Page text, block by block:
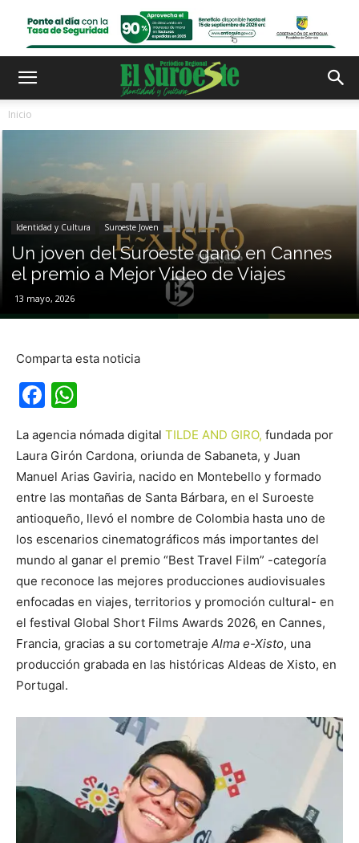
Inicio
Identidad y Cultura Suroeste Joven
Un joven del Suroeste ganó en Cannes
el premio a Mejor Video de Viajes
13 mayo, 2026
Comparta esta noticia
Facebook
La agencia nómada digital TILDE AND GIRO, fundada por
Laura Girón Cardona, oriunda de Sabaneta, y Juan
Manuel Arias Gaviria, nacido en Montebello y formado
entre las montañas de Santa Bárbara, en el Suroeste
antioqueño, llevó el nombre de Colombia hasta uno de
los escenarios cinematográficos más importantes del
mundo al ganar el premio “Best Travel Film” -categoría
que reconoce las mejores producciones audiovisuales
enfocadas en viajes, territorios y promoción cultural- en
el festival Global Short Films Awards 2026, en Cannes,
Francia, gracias a su cortometraje Alma e-Xisto, una
producción grabada en las históricas Aldeas de Xisto, en
Portugal.